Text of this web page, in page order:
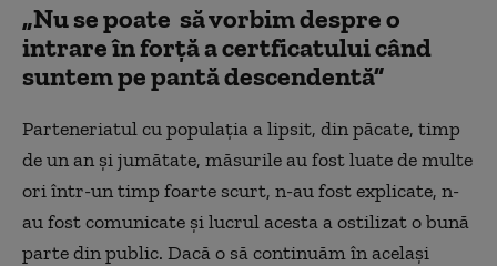
„Nu se poate să vorbim despre o
intrare în forță a certficatului când
suntem pe pantă descendentă”
Parteneriatul cu populația a lipsit, din păcate, timp
de un an și jumătate, măsurile au fost luate de multe
ori într-un timp foarte scurt, n-au fost explicate, n-
au fost comunicate și lucrul acesta a ostilizat o bună
parte din public. Dacă o să continuăm în același